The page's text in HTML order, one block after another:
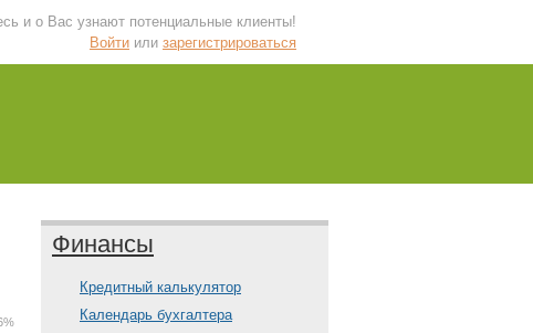
и о Вас узнают потенциальные клиенты!
Войти или зарегистрироваться
Финансы
Кредитный калькулятор
Календарь бухгалтера